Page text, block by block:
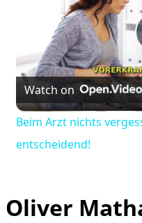
Watch on
Beim Arzt nichts
entscheidend!
Oliver